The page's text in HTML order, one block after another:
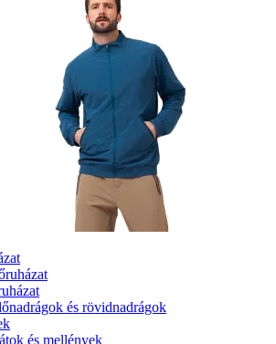
és rövidnadrágok
és mellények